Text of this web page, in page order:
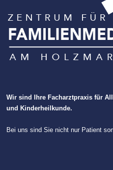
Wir sind Ihre Facharztpraxis für
und Kinderheilkunde.
Bei uns sind Sie nicht nur Patient